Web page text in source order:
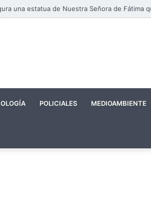
POLICIALES MEDIOAMBIENTE